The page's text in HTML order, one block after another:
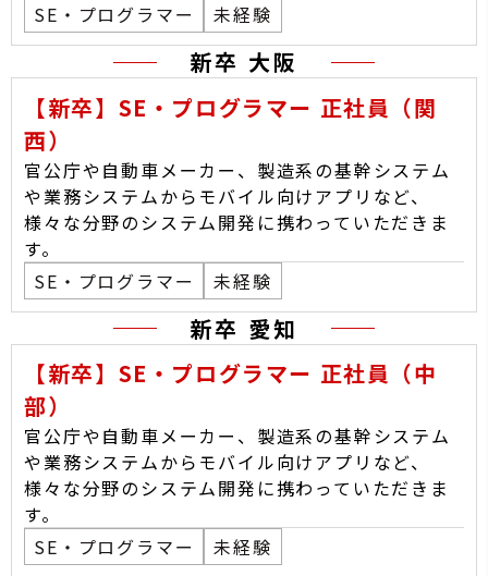
SE・プログラマー
未経験
新卒 大阪
【新卒】SE・プログラマー 正社員（関
西）
官公庁や自動車メーカー、製造系の基幹システム
や業務システムからモバイル向けアプリなど、
様々な分野のシステム開発に携わっていただきま
す。
SE・プログラマー
未経験
新卒 愛知
【新卒】SE・プログラマー 正社員（中
部）
官公庁や自動車メーカー、製造系の基幹システム
や業務システムからモバイル向けアプリなど、
様々な分野のシステム開発に携わっていただきま
す。
SE・プログラマー
未経験